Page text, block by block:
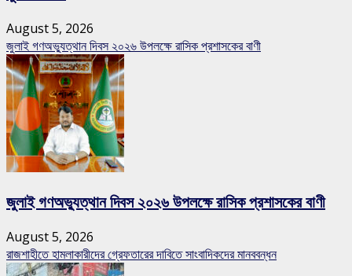
August 5, 2026
জুলাই গণঅভ্যুত্থান দিবস ২০২৬ উপলক্ষে রাসিক প্রশাসকের বাণী
জুলাই গণঅভ্যুত্থান দিবস ২০২৬ উপলক্ষে রাসিক প্রশাসকের বাণী
August 5, 2026
রাজশাহীতে হামলাকারীদের গ্রেফতারের দাবিতে সাংবাদিকদের মানববন্ধন